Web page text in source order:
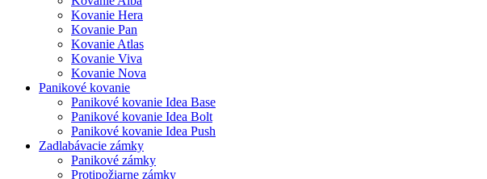
Kovanie Hera
Kovanie Pan
Kovanie Atlas
Kovanie Viva
Kovanie Nova
Panikové kovanie
Panikové kovanie Idea Base
Panikové kovanie Idea Bolt
Panikové kovanie Idea Push
Zadlabávacie zámky
Panikové zámky
Protipožiarne zámky